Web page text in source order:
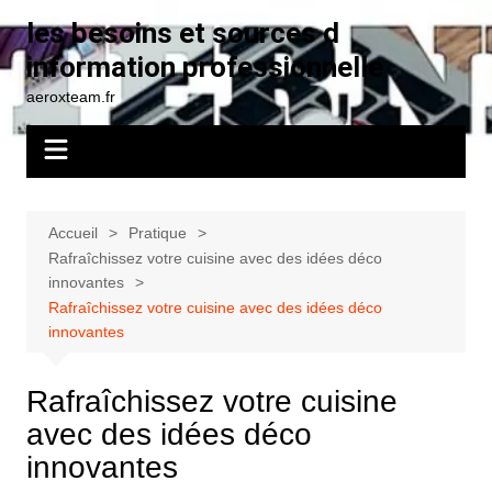
au
contenu
les besoins et sources d
information professionnelle
aeroxteam.fr
Accueil
Pratique
Rafraîchissez votre cuisine avec des idées déco
innovantes
Rafraîchissez votre cuisine avec des idées déco
innovantes
Rafraîchissez votre cuisine
avec des idées déco
innovantes